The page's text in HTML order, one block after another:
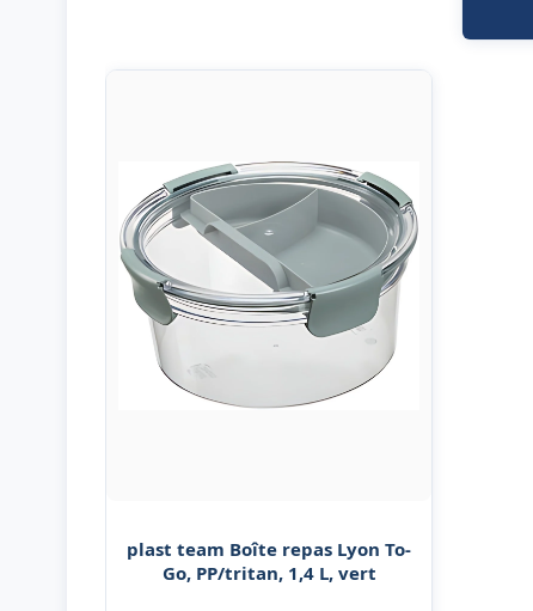
plast team Boîte repas Lyon To-
Go, PP/tritan, 1,4 L, vert